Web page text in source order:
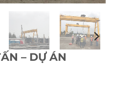
– DỰ ÁN